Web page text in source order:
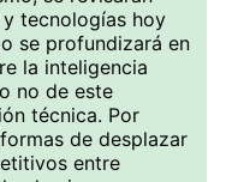
tecnologías hoy
se profundizará en
la inteligencia
no de este
técnica. Por
de desplazar
entre